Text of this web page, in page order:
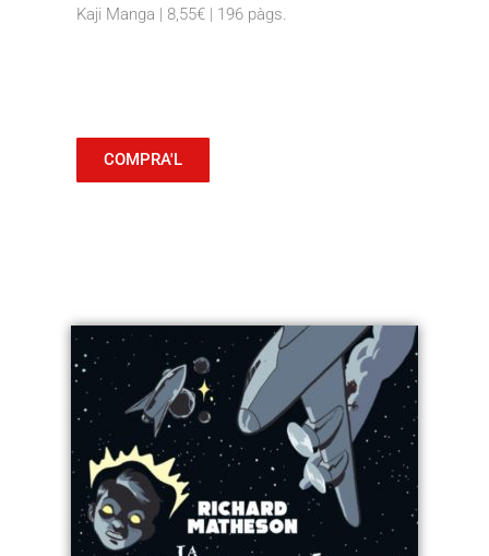
Kaji Manga | 8,55€ | 196 pàgs.
COMPRA'L